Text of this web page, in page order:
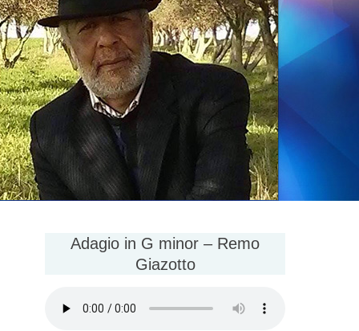
Adagio in G minor – Remo
Giazotto